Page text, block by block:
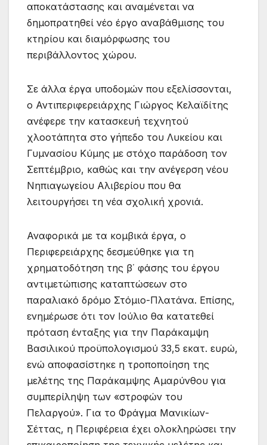
αποκατάστασης και αναμένεται να
δημοπρατηθεί νέο έργο αναβάθμισης του
κτηρίου και διαμόρφωσης του
περιβάλλοντος χώρου.
Σε άλλα έργα υποδομών που εξελίσσονται,
ο Αντιπεριφερειάρχης Γιώργος Κελαϊδίτης
ανέφερε την κατασκευή τεχνητού
χλοοτάπητα στο γήπεδο του Λυκείου και
Γυμνασίου Κύμης με στόχο παράδοση τον
Σεπτέμβριο, καθώς και την ανέγερση νέου
Νηπιαγωγείου Αλιβερίου που θα
λειτουργήσει τη νέα σχολική χρονιά.
Αναφορικά με τα κομβικά έργα, ο
Περιφερειάρχης δεσμεύθηκε για τη
χρηματοδότηση της β΄ φάσης του έργου
αντιμετώπισης καταπτώσεων στο
παραλιακό δρόμο Στόμιο-Πλατάνα. Επίσης,
ενημέρωσε ότι τον Ιούλιο θα κατατεθεί
πρόταση ένταξης για την Παράκαμψη
Βασιλικού προϋπολογισμού 33,5 εκατ. ευρώ,
ενώ αποφασίστηκε η τροποποίηση της
μελέτης της Παράκαμψης Αμαρύνθου για
συμπερίληψη των «στροφών του
Πελαργού». Για το Φράγμα Μανικίων-
Σέττας, η Περιφέρεια έχει ολοκληρώσει την